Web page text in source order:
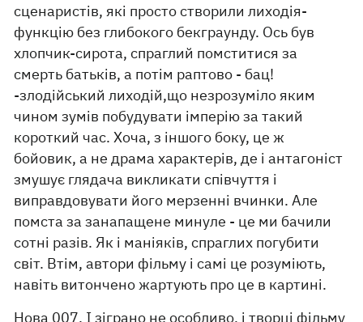
сценаристів, які просто створили лиходія-
функцію без глибокого бекграунду. Ось був
хлопчик-сирота, спраглий помститися за
смерть батьків, а потім раптово - бац!
-злодійський лиходій,що незрозуміло яким
чином зумів побудувати імперію за такий
короткий час. Хоча, з іншого боку, це ж
бойовик, а не драма характерів, де і антагоніст
змушує глядача викликати співчуття і
виправдовувати його мерзенні вчинки. Але
помста за занапащене минуле - це ми бачили
сотні разів. Як і маніяків, спраглих погубити
світ. Втім, автори фільму і самі це розуміють,
навіть витончено жартують про це в картині.
Нова 007. І зіграно не особливо, і творці фільму